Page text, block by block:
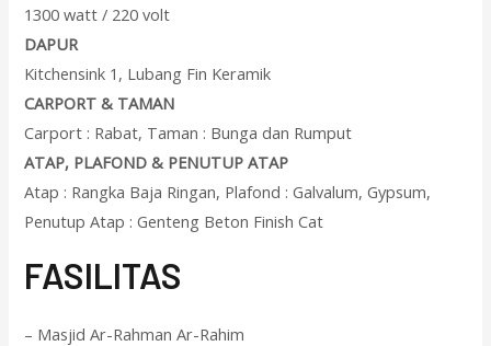
1300 watt / 220 volt
DAPUR
Kitchensink 1, Lubang Fin Keramik
CARPORT & TAMAN
Carport : Rabat, Taman : Bunga dan Rumput
ATAP, PLAFOND & PENUTUP ATAP
Atap : Rangka Baja Ringan, Plafond : Galvalum, Gypsum,
Penutup Atap : Genteng Beton Finish Cat
FASILITAS
– Masjid Ar-Rahman Ar-Rahim